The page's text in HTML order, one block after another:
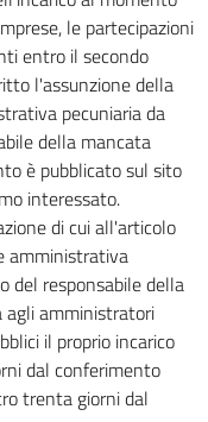
le partecipazioni
entro il secondo
l'assunzione della
pecuniaria da
della mancata
è pubblicato sul sito
interessato.
di cui all'articolo
amministrativa
del responsabile della
agli amministratori
il proprio incarico
dal conferimento
trenta giorni dal